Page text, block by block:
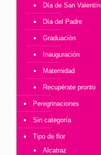
Día de San Valentín
Día del Padre
Graduación
Inauguración
Maternidad
Recupérate pronto
Peregrinaciones
Sin categoría
Tipo de flor
Alcatraz